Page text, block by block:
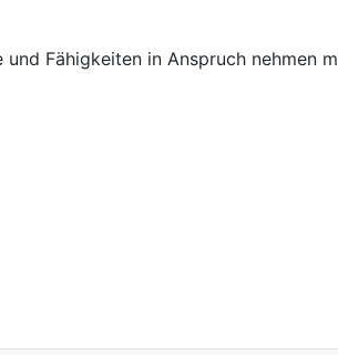
und Fähigkeiten in Anspruch